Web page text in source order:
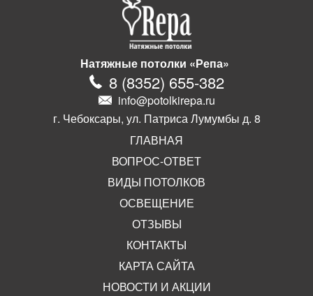
Натяжные потолки «Репа»
8 (8352) 655-382
info@potolkirepa.ru
г. Чебоксары, ул. Патриса Лумумбы д. 8
ГЛАВНАЯ
ВОПРОС-ОТВЕТ
ВИДЫ ПОТОЛКОВ
ОСВЕЩЕНИЕ
ОТЗЫВЫ
КОНТАКТЫ
КАРТА САЙТА
НОВОСТИ И АКЦИИ